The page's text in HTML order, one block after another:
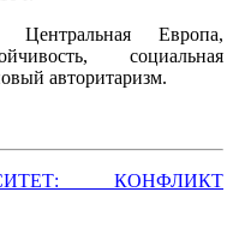
Центральная Европа,
социальная
авторитаризм.
КОНФЛИКТ